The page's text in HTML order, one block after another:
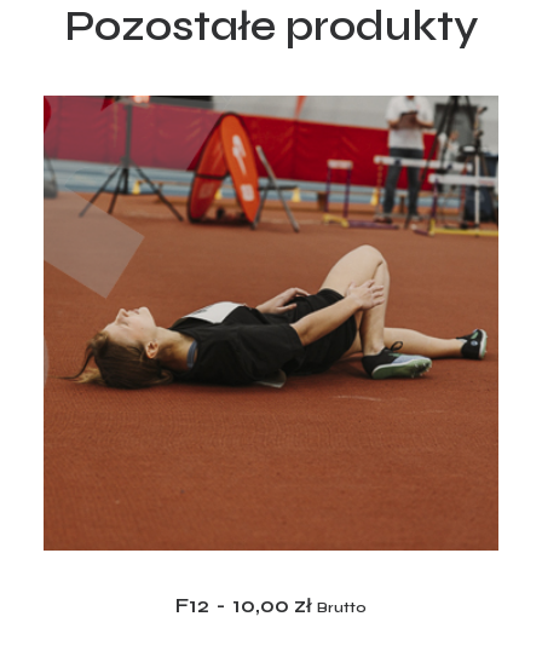
Pozostałe produkty
ADD TO CART
F12 10,00 zł Brutto